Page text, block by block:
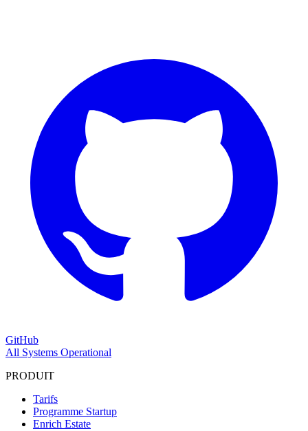
GitHub
All Systems Operational
PRODUIT
Tarifs
Programme Startup
Enrich Estate